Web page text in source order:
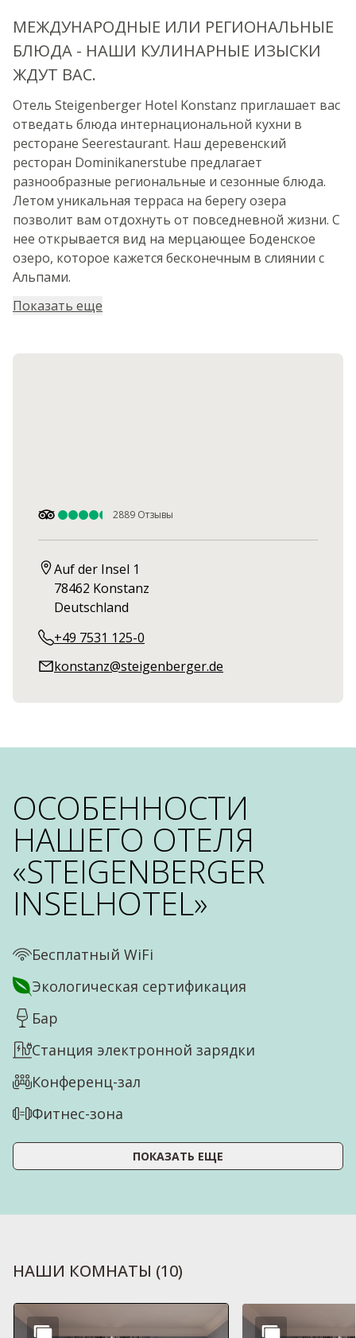
МЕЖДУНАРОДНЫЕ ИЛИ РЕГИОНАЛЬНЫЕ
БЛЮДА - НАШИ КУЛИНАРНЫЕ ИЗЫСКИ
ЖДУТ ВАС.
Отель Steigenberger Hotel Konstanz приглашает вас
отведать блюда интернациональной кухни в
ресторане Seerestaurant. Наш деревенский
ресторан Dominikanerstube предлагает
разнообразные региональные и сезонные блюда.
Летом уникальная терраса на берегу озера
позволит вам отдохнуть от повседневной жизни. С
нее открывается вид на мерцающее Боденское
озеро, которое кажется бесконечным в слиянии с
Альпами.
Показать еще
2889 Отзывы
Auf der Insel 1
78462 Konstanz
Deutschland
+49 7531 125-0
konstanz@steigenberger.de
ОСОБЕННОСТИ
НАШЕГО ОТЕЛЯ
«STEIGENBERGER
INSELHOTEL»
Бесплатный WiFi
Экологическая сертификация
Бар
Станция электронной зарядки
Конференц-зал
Фитнес-зона
ПОКАЗАТЬ ЕЩЕ
НАШИ КОМНАТЫ (10)
Слайд 1 из 10